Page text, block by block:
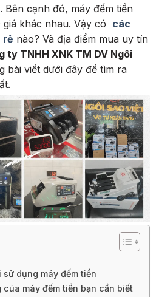
Bên cạnh đó, máy đếm tiền
khác nhau. Vậy có các
rẻ nào? Và địa điểm mua uy tín
ty TNHH XNK TM DV Ngôi
bài viết dưới đây để tìm ra
dụng máy đếm tiền
máy đếm tiền bạn cần biết